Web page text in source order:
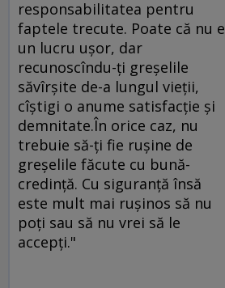
responsabilitatea pentru
faptele trecute. Poate că nu e
un lucru uşor, dar
recunoscîndu-ţi greşelile
săvîrşite de-a lungul vieţii,
cîştigi o anume satisfacţie şi
demnitate.În orice caz, nu
trebuie să-ţi fie ruşine de
greşelile făcute cu bună-
credinţă. Cu siguranţă însă
este mult mai ruşinos să nu
poţi sau să nu vrei să le
accepţi."